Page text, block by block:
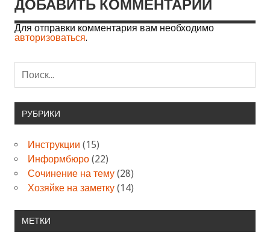
Для отправки комментария вам необходимо
авторизоваться.
РУБРИКИ
Инструкции (15)
Информбюро (22)
Сочинение на тему (28)
Хозяйке на заметку (14)
МЕТКИ